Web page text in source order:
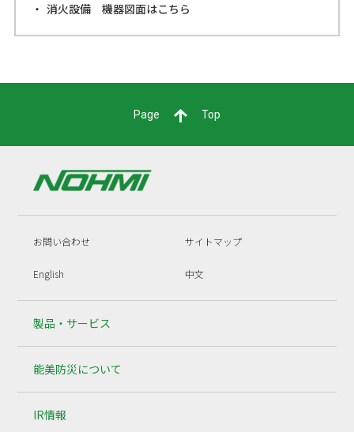
消火設備 機器図面はこちら
Page Top
お問い合わせ サイトマップ
English 中文
製品・サービス
能美防災について
IR情報